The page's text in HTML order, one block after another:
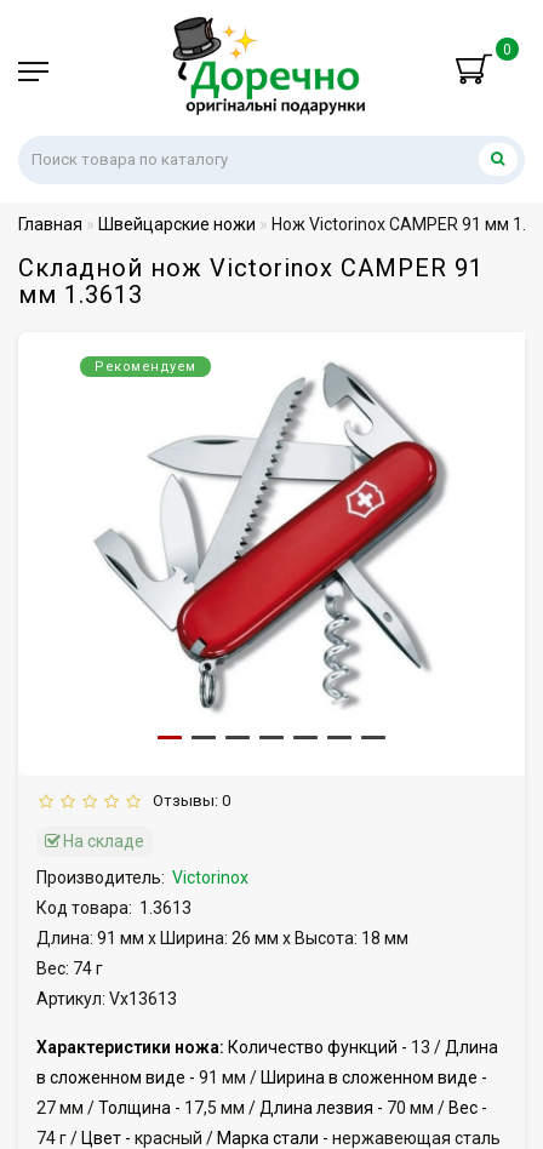
0
Главная Швейцарские ножи Нож Victorinox CAMPER 91 мм
Складной нож Victorinox CAMPER 91
мм 1.3613
Рекомендуем
Отзывы: 0
На складе
Производитель: Victorinox
Код товара: 1.3613
Длина: 91 мм x Ширина: 26 мм x Высота: 18 мм
Вес: 74 г
Артикул: Vx13613
Характеристики ножа: Количество функций - 13 / Длина
в сложенном виде - 91 мм / Ширина в сложенном виде -
27 мм /Толщина - 17,5 мм / Длина лезвия - 70 мм / Вес -
74 г / Цвет - красный / Марка стали - нержавеющая сталь